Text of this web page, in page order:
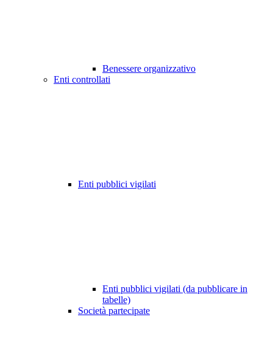
Benessere organizzativo
Enti controllati
Enti pubblici vigilati
Enti pubblici vigilati (da pubblicare in
tabelle)
Società partecipate